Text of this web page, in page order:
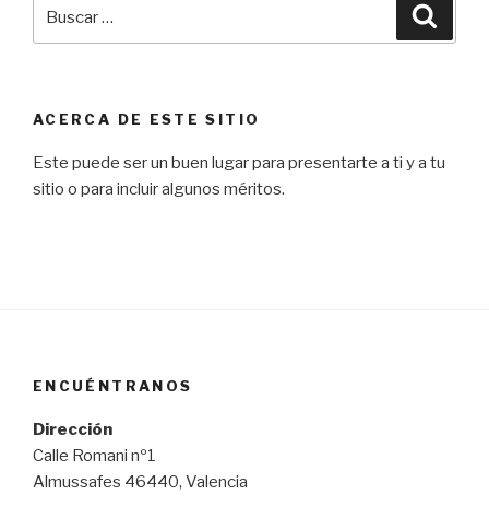
ACERCA DE ESTE SITIO
Este puede ser un buen lugar para presentarte a ti y a tu
sitio o para incluir algunos méritos.
ENCUÉNTRANOS
Dirección
Calle Romani nº1
Almussafes 46440, Valencia